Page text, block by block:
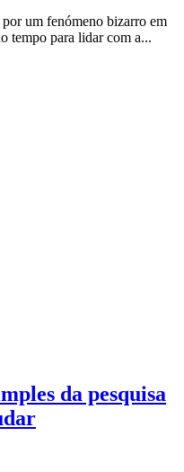
por um fenómeno bizarro em
tempo para lidar com a...
da pesquisa